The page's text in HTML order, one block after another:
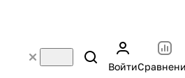
Войти